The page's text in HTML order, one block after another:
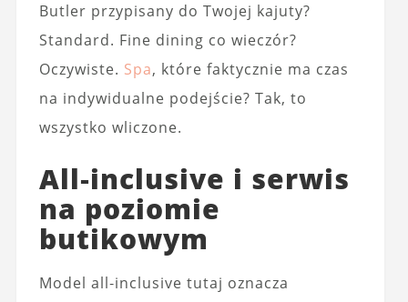
Butler przypisany do Twojej kajuty?
Standard. Fine dining co wieczór?
Oczywiste. Spa, które faktycznie ma czas
na indywidualne podejście? Tak, to
wszystko wliczone.
All‑inclusive i serwis
na poziomie
butikowym
Model all‑inclusive tutaj oznacza